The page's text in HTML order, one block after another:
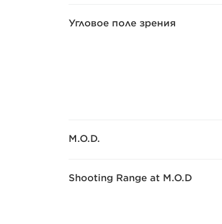
Угловое поле зрения
M.O.D.
Shooting Range at M.O.D